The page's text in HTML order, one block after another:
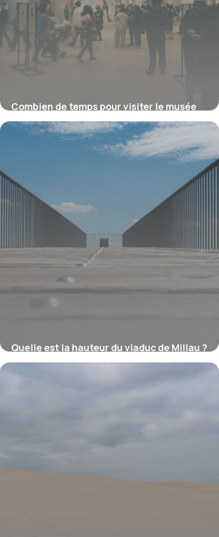
Combien de temps pour visiter le musée
d’Orsay ?
Quelle est la hauteur du viaduc de Millau ?
16 juillet 2026